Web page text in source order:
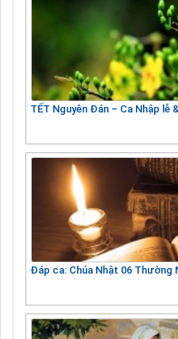
TẾT Nguyên Đán – Ca Nhập lễ
Đáp ca: Chúa Nhật 06 Thường